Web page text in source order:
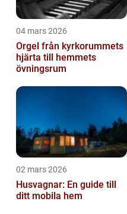
04 mars 2026
Orgel från kyrkorummets
hjärta till hemmets
övningsrum
02 mars 2026
Husvagnar: En guide till
ditt mobila hem